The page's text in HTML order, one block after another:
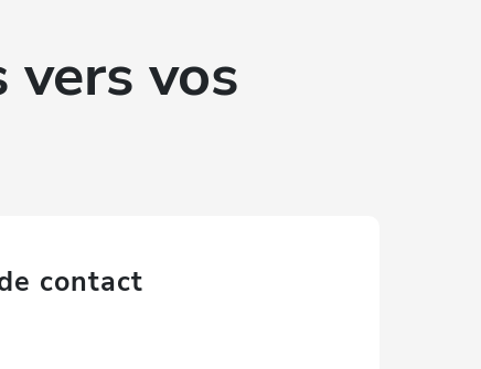
vos
contact